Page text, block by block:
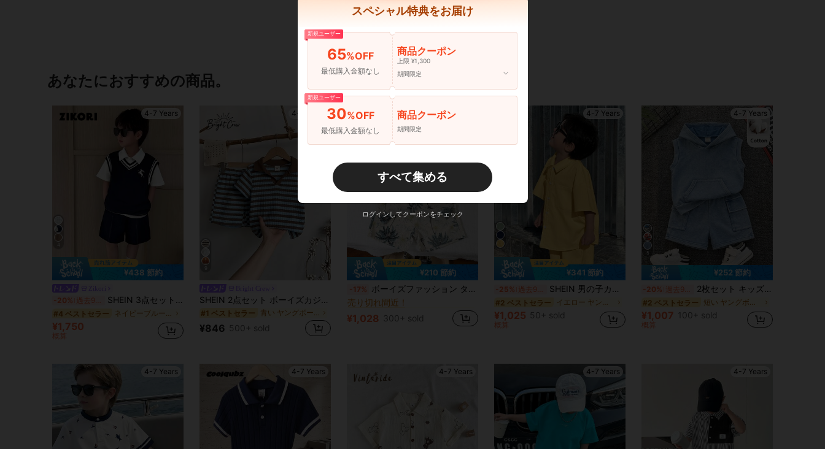
あなたにおすすめの商品。
4-7 Years
¥438 節約
-20% 過去9時間 SHEIN 3点セット 男の子 カジュアル ファッション カレッジスタイル シンプル コントラストカラー ネイビーベスト ショーツ ホワイトポロシャツ ニットトップ マルチピースセット、春夏シーズン、日常着、スポーツ、キャンパス、集会、フェスティバル、撮影、入学シーズンに適しています
#4 ベストセラー ネイビーブルー ヤングボーイズセット
¥1,750
概算
4-7 Years
SHEIN 2点セット ボーイズカジュアルスポーツカレッジストリート キュートな休暇 ストライプ襟ポロシャツ とカーキショーツセット、子供服 男の子 学校 誕生日会 イブニングパーティー 発表会 結婚式 洗礼式 開会式 日常着 春夏シーズン適用
#1 ベストセラー 青い ヤングボーイズセット
¥846 500+ sold
4-7 Years
¥210 節約
-17% ボーイズファッション タイダイ ショートスリーブTシャツ、韓国風子供用 サマーグラフィックオールオーバープリントシャツセット
#1 ベストセラー ゆるい ヤングボーイズシャツコーデ
売り切れ間近！
#1 ベストセラー
売り切れ間近！
#1 ベストセラー
売り切れ間近！
#1 ベストセラー ゆるい ヤングボーイズシャツコーデ
¥1,028 300+ sold
4-7 Years
¥341 節約
-25% 過去9時間 SHEIN 男の子カジュアル韓国風ルーズシャツポケット半袖+無地ウエスト伸縮ショーツセット 2枚組 学校、パーティー、発表会、結婚式、洗礼式、普段着に 春夏適用
#2 ベストセラー イエロー ヤングボーイズセット
¥1,025 50+ sold
概算
4-7 Years
5
¥252 節約
-20% 過去9時間 2枚セット キッズ 男の子 カジュアル ブルー デニム フード付きTシャツ デニムショーツ ニット トラックスーツ、ニットデニムTシャツセット、タンクトップセット、ボーイズセット、サマーセット Y2kセット、男の子の服
#2 ベストセラー 短い ヤングボーイズTシャツコーデ
¥1,007 100+ sold
概算
4-7 Years 4-7 Years 4-7 Years 4-7 Years 4-7 Years
スペシャル特典をお届け
新規ユーザー
65%OFF
最低購入金額なし
商品クーポン
上限 ¥1,300
期間限定
新規ユーザー
30%OFF
最低購入金額なし
商品クーポン
期間限定
すべて集める
ログインしてクーポンをチェック